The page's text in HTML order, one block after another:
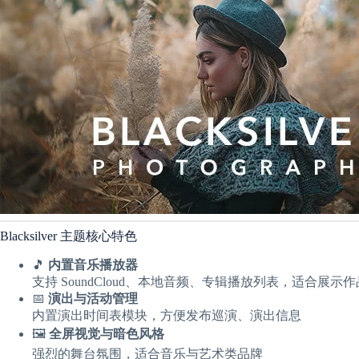
Blacksilver 主题核心特色
🎵 内置音乐播放器
支持 SoundCloud、本地音频、专辑播放列表，适合展示作
📅 演出与活动管理
内置演出时间表模块，方便发布巡演、演出信息
🖼️ 全屏视觉与暗色风格
强烈的舞台氛围，适合音乐与艺术类品牌